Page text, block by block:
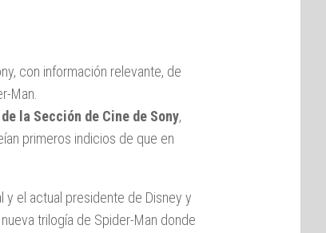
con información relevante, de
Man.
la Sección de Cine de Sony,
primeros indicios de que en
y el actual presidente de Disney y
trilogía de Spider-Man donde